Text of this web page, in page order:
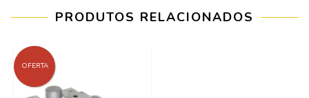
PRODUTOS RELACIONADOS
OFERTA